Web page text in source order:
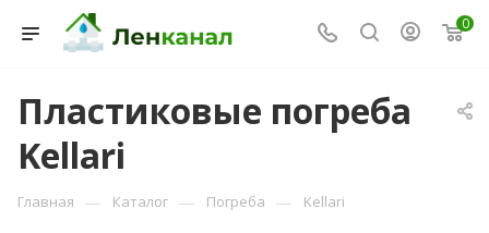
0
Пластиковые погреба
Kellari
Главная — Каталог — Погреба — Kellari